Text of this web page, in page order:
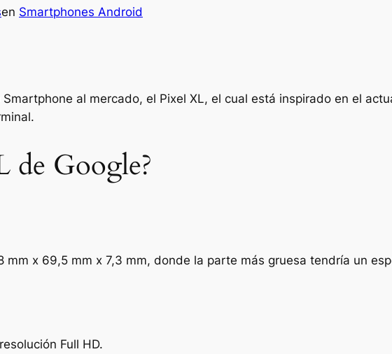
en Smartphones Android
al mercado, el Pixel XL, el cual está inspirado en el
de Google?
x 69,5 mm x 7,3 mm, donde la parte más gruesa tendría un
Full HD.